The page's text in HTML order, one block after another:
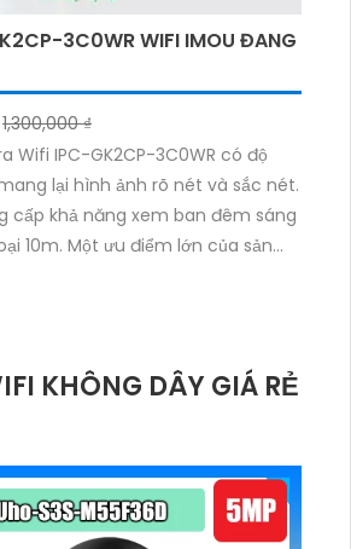
3C0WR WIFI IMOU ĐANG
1,300,000 ₫
Wifi IPC-GK2CP-3C0WR có độ
lại hình ảnh rõ nét và sắc nét.
cấp khả năng xem ban đêm sáng
10m. Một ưu điểm lớn của sản
kế camera tinh tế và sang trọng,
độ nhờ công nghệ AI. Sản
KHÔNG DÂY GIÁ RẺ